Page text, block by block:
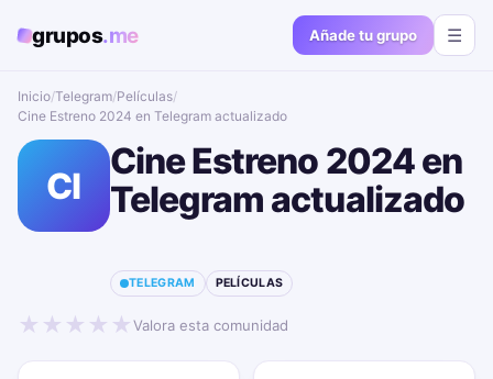
grupos.me Añade tu grupo ☰
Inicio/Telegram/Películas/
Cine Estreno 2024 en Telegram actualizado📱🔥
CI
Cine Estreno 2024 en
Telegram actualizado
TELEGRAM PELÍCULAS
★ ★ ★ ★ ★Valora esta comunidad